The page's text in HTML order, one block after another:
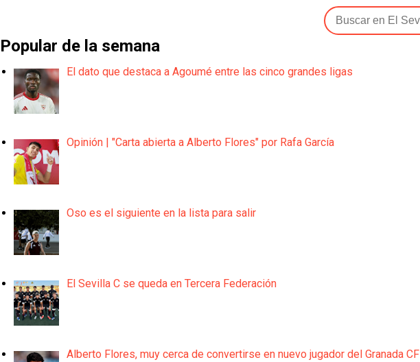
Popular de la semana
El dato que destaca a Agoumé entre las cinco grandes ligas
Opinión | "Carta abierta a Alberto Flores" por Rafa García
Oso es el siguiente en la lista para salir
El Sevilla C se queda en Tercera Federación
Alberto Flores, muy cerca de convertirse en nuevo jugador del Granada CF